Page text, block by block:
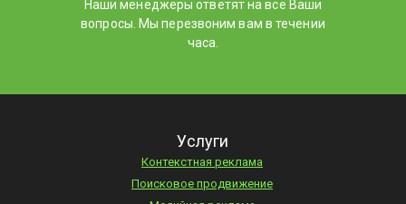
Наши менеджеры ответят на все Ваши
вопросы. Мы перезвоним вам в течении
часа.
Услуги
Контекстная реклама
Поисковое продвижение